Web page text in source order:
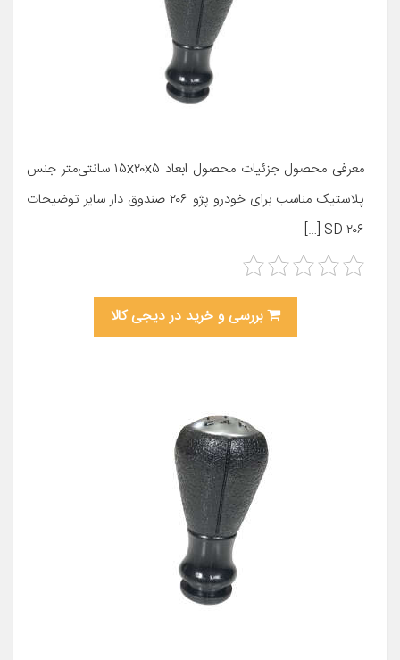
معرفی محصول جزئیات محصول ابعاد ۱۵x۲۰x۵ سانتی‌متر جنس
پلاستیک مناسب برای خودرو پژو ۲۰۶ صندوق دار سایر توضیحات
۲۰۶ SD […]
بررسی و خرید در دیجی کالا